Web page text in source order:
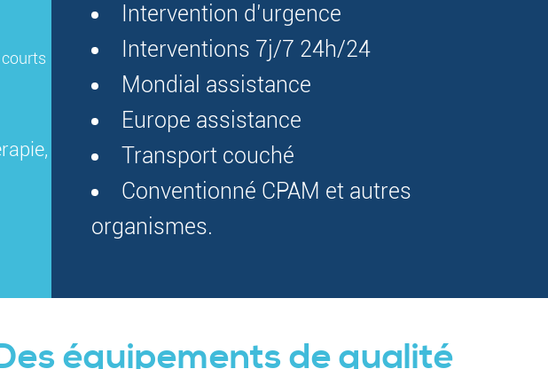
Intervention d’urgence
Interventions 7j/7 24h/24
Mondial assistance
Europe assistance
Transport couché
Conventionné CPAM et autres
organismes.
équipements de qualité